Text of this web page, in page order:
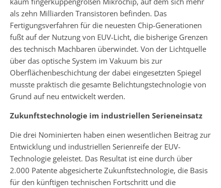
als zehn Milliarden Transistoren befinden. Das
Fertigungsverfahren für die neuesten Chip-Generationen
fußt auf der Nutzung von EUV-Licht, die bisherige Grenzen
des technisch Machbaren überwindet. Von der Lichtquelle
über das optische System im Vakuum bis zur
Oberflächenbeschichtung der dabei eingesetzten Spiegel
musste praktisch die gesamte Belichtungstechnologie von
Grund auf neu entwickelt werden.
Zukunftstechnologie im industriellen Serieneinsatz
Die drei Nominierten haben einen wesentlichen Beitrag zur
Entwicklung und industriellen Serienreife der EUV-
Technologie geleistet. Das Resultat ist eine durch über
2.000 Patente abgesicherte Zukunftstechnologie, die Basis
für den künftigen technischen Fortschritt und die